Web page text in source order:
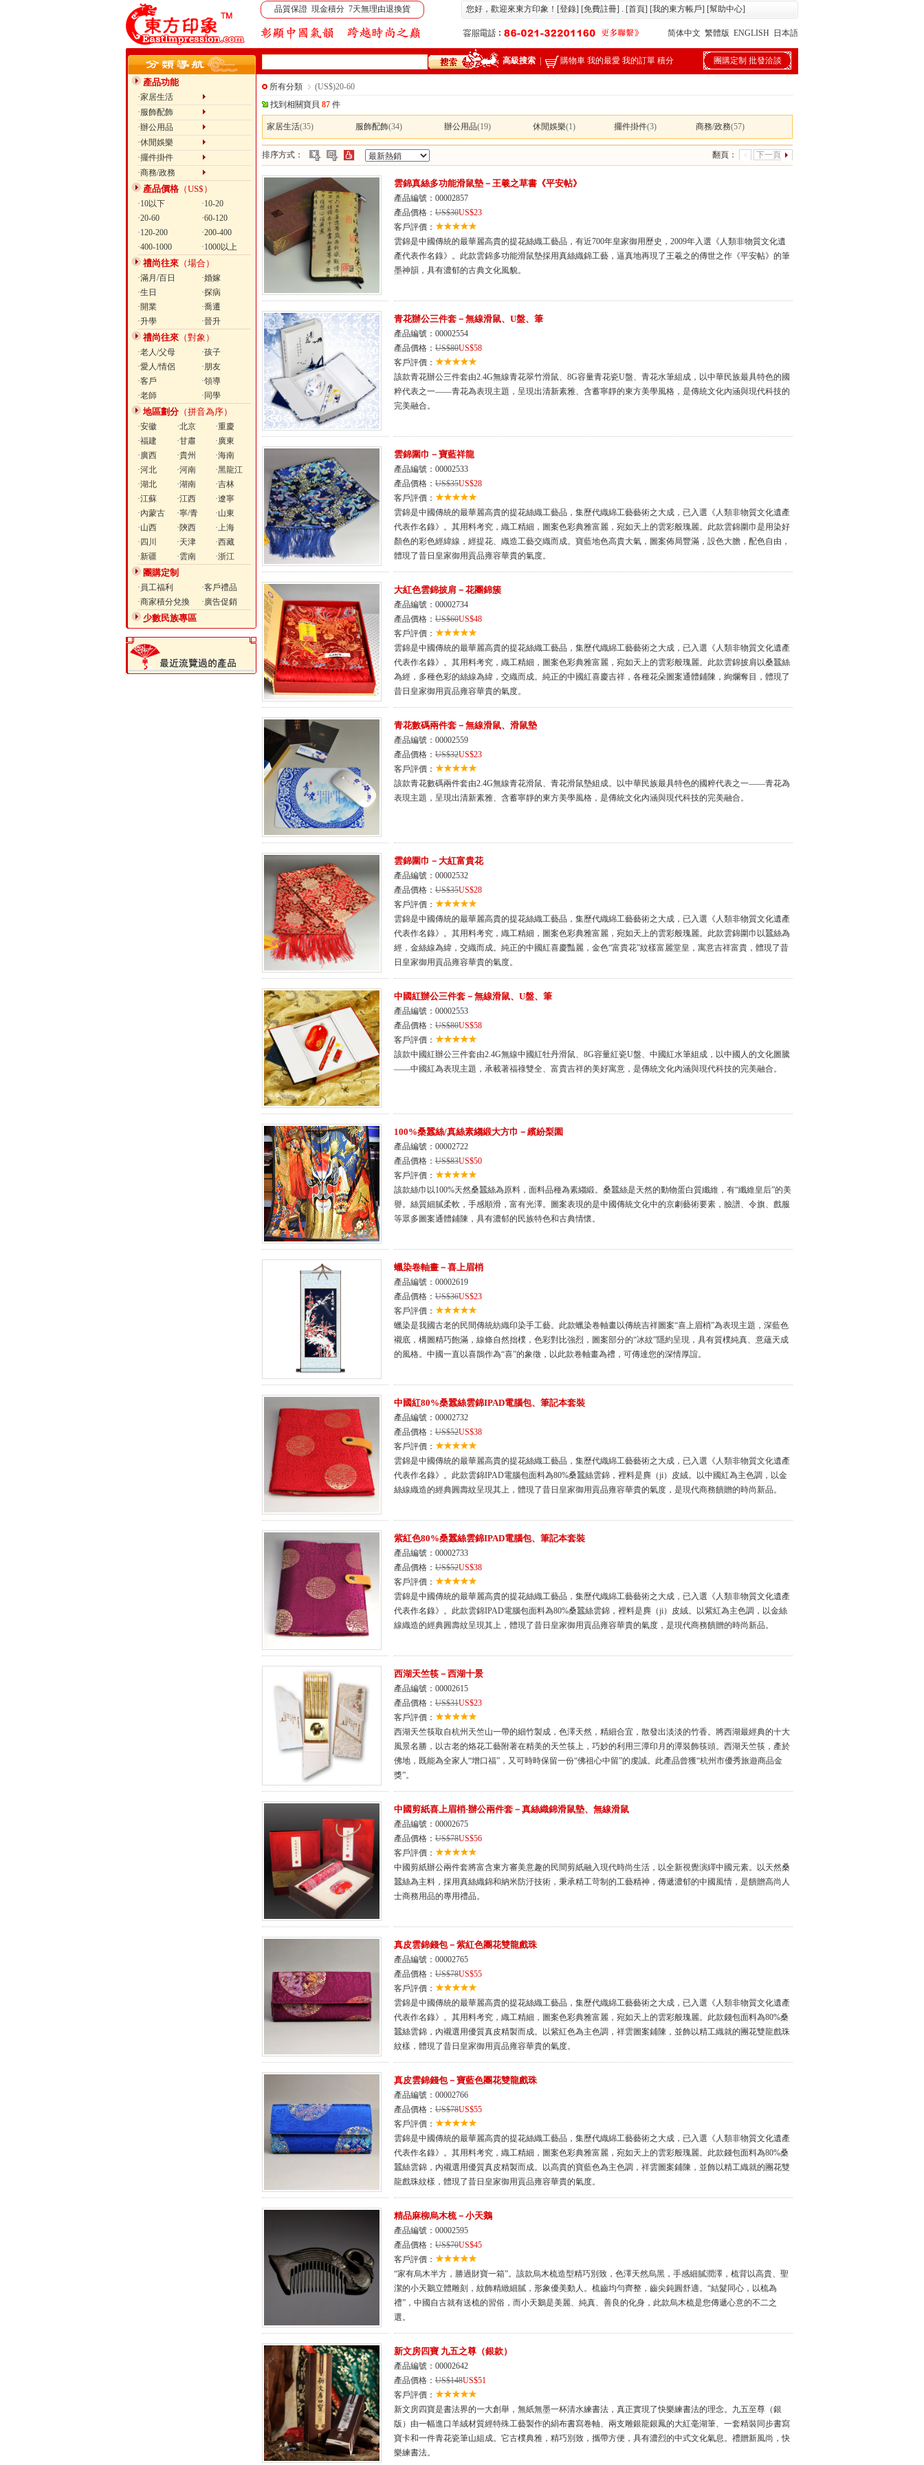
品質保證 現金積分 7天無理由退換貨 您好，歡迎來東方印象！[登錄] [免費註冊] . [首頁] [我的東方帳戶] [幫助中心]
简体中文 繁體版 ENGLISH 日本語
高級搜索 購物車 我的最愛 我的訂單 積分 團購定制 批發洽談
產品功能
·家居生活
·服飾配飾
·辦公用品
·休閒娛樂
·擺件掛件
·商務/政務
產品價格 （US$）
·10以下
·10-20
·20-60
·60-120
·120-200
·200-400
·400-1000
·1000以上
禮尚往來 （場合）
·滿月/百日
·婚嫁
·生日
·探病
·開業
·喬遷
·升學
·晉升
禮尚往來 （對象）
·老人/父母
·孩子
·愛人/情侶
·朋友
·客戶
·領導
·老師
·同學
地區劃分（拼音為序）
·安徽 ·北京
·重慶
·福建
·甘肅
·廣東
·廣西
·貴州
·海南
·河北
·河南
·黑龍江
·湖北
·湖南
·吉林
·江蘇
·江西
·遼寧
·內蒙古
·寧/青
·山東
·山西
·陝西
·上海
·四川
·天津
·西藏
·新疆
·雲南 ·浙江
團購定制
·員工福利
·客戶禮品
·商家積分兌換
·廣告促銷
少數民族專區
所有分類
(US$)20-60
找到相關寶貝 87 件
家居生活(35) 服飾配飾(34) 辦公用品(19) 休閒娛樂(1) 擺件掛件(3) 商務/政務(57)
排序方式： 翻頁： 下一頁
雲錦真絲多功能滑鼠墊－王羲之草書《平安帖》
產品編號：00002857
產品價格： US$30US$23
客戶評價：
雲錦是中國傳統的最華麗高貴的提花絲織工藝品，有近700年皇家御用歷史，2009年入選《人類非物質文化遺
產代表作名錄》。此款雲錦多功能滑鼠墊採用真絲織錦工藝，逼真地再現了王羲之的傳世之作《平安帖》的筆
墨神韻，具有濃郁的古典文化風貌。
青花辦公三件套－無線滑鼠、U盤、筆
產品編號：00002554
產品價格： US$80US$58
客戶評價：
該款青花辦公三件套由2.4G無線青花翠竹滑鼠、8G容量青花瓷U盤、青花水筆組成，以中華民族最具特色的國
粹代表之一——青花為表現主題，呈現出清新素雅、含蓄寧靜的東方美學風格，是傳統文化內涵與現代科技的
完美融合。
雲錦圍巾－寶藍祥龍
產品編號：00002533
產品價格： US$35US$28
客戶評價：
雲錦是中國傳統的最華麗高貴的提花絲織工藝品，集歷代織綿工藝藝術之大成，已入選《人類非物質文化遺產
代表作名錄》。其用料考究，織工精細，圖案色彩典雅富麗，宛如天上的雲彩般瑰麗。此款雲錦圍巾是用染好
顏色的彩色經緯線，經提花、織造工藝交織而成。寶藍地色高貴大氣，圖案佈局豐滿，設色大膽，配色自由，
體現了昔日皇家御用貢品雍容華貴的氣度。
大紅色雲錦披肩－花團錦簇
產品編號：00002734
產品價格： US$60US$48
客戶評價：
雲錦是中國傳統的最華麗高貴的提花絲織工藝品，集歷代織綿工藝藝術之大成，已入選《人類非物質文化遺產
代表作名錄》。其用料考究，織工精細，圖案色彩典雅富麗，宛如天上的雲彩般瑰麗。此款雲錦披肩以桑蠶絲
為經，多種色彩的絲線為緯，交織而成。純正的中國紅喜慶吉祥，各種花朵圖案通體鋪陳，絢爛奪目，體現了
昔日皇家御用貢品雍容華貴的氣度。
青花數碼兩件套－無線滑鼠、滑鼠墊
產品編號：00002559
產品價格： US$32US$23
客戶評價：
該款青花數碼兩件套由2.4G無線青花滑鼠、青花滑鼠墊組成。以中華民族最具特色的國粹代表之一——青花為
表現主題，呈現出清新素雅、含蓄寧靜的東方美學風格，是傳統文化內涵與現代科技的完美融合。
雲錦圍巾－大紅富貴花
產品編號：00002532
產品價格： US$35US$28
客戶評價：
雲錦是中國傳統的最華麗高貴的提花絲織工藝品，集歷代織綿工藝藝術之大成，已入選《人類非物質文化遺產
代表作名錄》。其用料考究，織工精細，圖案色彩典雅富麗，宛如天上的雲彩般瑰麗。此款雲錦圍巾以蠶絲為
經，金絲線為緯，交織而成。純正的中國紅喜慶豔麗，金色“富貴花”紋樣富麗堂皇，寓意吉祥富貴，體現了昔
日皇家御用貢品雍容華貴的氣度。
中國紅辦公三件套－無線滑鼠、U盤、筆
產品編號：00002553
產品價格： US$80US$58
客戶評價：
該款中國紅辦公三件套由2.4G無線中國紅牡丹滑鼠、8G容量紅瓷U盤、中國紅水筆組成，以中國人的文化圖騰
——中國紅為表現主題，承載著福祿雙全、富貴吉祥的美好寓意，是傳統文化內涵與現代科技的完美融合。
100%桑蠶絲/真絲素縐緞大方巾－繽紛梨園
產品編號：00002722
產品價格： US$83US$50
客戶評價：
該款絲巾以100%天然桑蠶絲為原料，面料品種為素縐緞。桑蠶絲是天然的動物蛋白質纖維，有“纖維皇后”的美
譽。絲質細膩柔軟，手感順滑，富有光澤。圖案表現的是中國傳統文化中的京劇藝術要素，臉譜、令旗、戲服
等眾多圖案通體鋪陳，具有濃郁的民族特色和古典情懷。
蠟染卷軸畫－喜上眉梢
產品編號：00002619
產品價格： US$36US$23
客戶評價：
蠟染是我國古老的民間傳統紡織印染手工藝。此款蠟染卷軸畫以傳統吉祥圖案“喜上眉梢”為表現主題，深藍色
襯底，構圖精巧飽滿，線條自然拙樸，色彩對比強烈，圖案部分的“冰紋”隱約呈現，具有質樸純真、意蘊天成
的風格。中國一直以喜鵲作為“喜”的象徵，以此款卷軸畫為禮，可傳達您的深情厚誼。
中國紅80%桑蠶絲雲錦IPAD電腦包、筆記本套裝
產品編號：00002732
產品價格： US$52US$38
客戶評價：
雲錦是中國傳統的最華麗高貴的提花絲織工藝品，集歷代織綿工藝藝術之大成，已入選《人類非物質文化遺產
代表作名錄》。此款雲錦IPAD電腦包面料為80%桑蠶絲雲錦，裡料是麂（ji）皮絨。以中國紅為主色調，以金
絲線織造的經典圓壽紋呈現其上，體現了昔日皇家御用貢品雍容華貴的氣度，是現代商務饋贈的時尚新品。
紫紅色80%桑蠶絲雲錦IPAD電腦包、筆記本套裝
產品編號：00002733
產品價格： US$52US$38
客戶評價：
雲錦是中國傳統的最華麗高貴的提花絲織工藝品，集歷代織綿工藝藝術之大成，已入選《人類非物質文化遺產
代表作名錄》。此款雲錦IPAD電腦包面料為80%桑蠶絲雲錦，裡料是麂（ji）皮絨。以紫紅為主色調，以金絲
線織造的經典圓壽紋呈現其上，體現了昔日皇家御用貢品雍容華貴的氣度，是現代商務饋贈的時尚新品。
西湖天竺筷－西湖十景
產品編號：00002615
產品價格： US$31US$23
客戶評價：
西湖天竺筷取自杭州天竺山一帶的細竹製成，色澤天然，精細合宜，散發出淡淡的竹香。將西湖最經典的十大
風景名勝，以古老的烙花工藝附著在精美的天竺筷上，巧妙的利用三潭印月的潭裝飾筷頭。西湖天竺筷，產於
佛地，既能為全家人“增口福”，又可時時保留一份“佛祖心中留”的虔誠。此產品曾獲“杭州市優秀旅遊商品金
獎”。
中國剪紙喜上眉梢·辦公兩件套－真絲織錦滑鼠墊、無線滑鼠
產品編號：00002675
產品價格： US$78US$56
客戶評價：
中國剪紙辦公兩件套將富含東方審美意趣的民間剪紙融入現代時尚生活，以全新視覺演繹中國元素。以天然桑
蠶絲為主料，採用真絲織錦和納米防汙技術，秉承精工苛制的工藝精神，傳遞濃郁的中國風情，是饋贈高尚人
士商務用品的專用禮品。
真皮雲錦錢包－紫紅色團花雙龍戲珠
產品編號：00002765
產品價格： US$78US$55
客戶評價：
雲錦是中國傳統的最華麗高貴的提花絲織工藝品，集歷代織綿工藝藝術之大成，已入選《人類非物質文化遺產
代表作名錄》。其用料考究，織工精細，圖案色彩典雅富麗，宛如天上的雲彩般瑰麗。此款錢包面料為80%桑
蠶絲雲錦，內襯選用優質真皮精製而成。以紫紅色為主色調，祥雲圖案鋪陳，並飾以精工織就的團花雙龍戲珠
紋樣，體現了昔日皇家御用貢品雍容華貴的氣度。
真皮雲錦錢包－寶藍色團花雙龍戲珠
產品編號：00002766
產品價格： US$78US$55
客戶評價：
雲錦是中國傳統的最華麗高貴的提花絲織工藝品，集歷代織綿工藝藝術之大成，已入選《人類非物質文化遺產
代表作名錄》。其用料考究，織工精細，圖案色彩典雅富麗，宛如天上的雲彩般瑰麗。此款錢包面料為80%桑
蠶絲雲錦，內襯選用優質真皮精製而成。以高貴的寶藍色為主色調，祥雲圖案鋪陳，並飾以精工織就的團花雙
龍戲珠紋樣，體現了昔日皇家御用貢品雍容華貴的氣度。
精品麻柳烏木梳－小天鵝
產品編號：00002595
產品價格： US$70US$45
客戶評價：
“家有烏木半方，勝過財寶一箱”。該款烏木梳造型精巧別致，色澤天然烏黑，手感細膩潤澤，梳背以高貴、聖
潔的小天鵝立體雕刻，紋飾精緻細膩，形象優美動人。梳齒均勻齊整，齒尖鈍圓舒適。“結髮同心，以梳為
禮”，中國自古就有送梳的習俗，而小天鵝是美麗、純真、善良的化身，此款烏木梳是您傳遞心意的不二之
選。
新文房四寶 九五之尊（銀款）
產品編號：00002642
產品價格： US$148US$51
客戶評價：
新文房四寶是書法界的一大創舉，無紙無墨一杯清水練書法，真正實現了快樂練書法的理念。九五至尊（銀
版）由一幅進口羊絨材質經特殊工藝製作的絹布書寫卷軸、兩支雕銀龍銀鳳的大紅毫湖筆、一套精裝同步書寫
寶卡和一件青花瓷筆山組成。它古樸典雅，精巧別致，攜帶方便，具有濃烈的中式文化氣息。禮贈新風尚，快
樂練書法。